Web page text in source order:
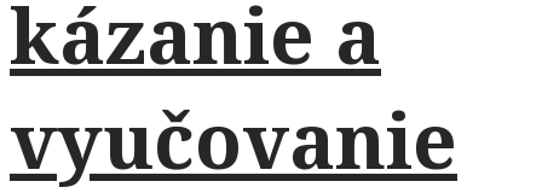
kázanie a
vyučovanie